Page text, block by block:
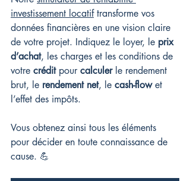
investissement locatif transforme vos
données financières en une vision claire
de votre projet. Indiquez le loyer, le prix
d’achat, les charges et les conditions de
votre crédit pour calculer le rendement
brut, le rendement net, le cash-flow et
l’effet des impôts.
Vous obtenez ainsi tous les éléments
pour décider en toute connaissance de
cause. 💪